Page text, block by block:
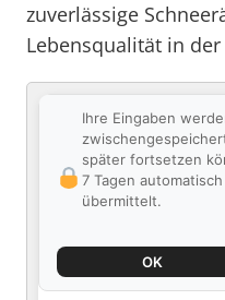
zuverlässige
Lebensqualität in
Ihre Eingaben
später fortsetzen
7 Tagen
übermittelt.
OK